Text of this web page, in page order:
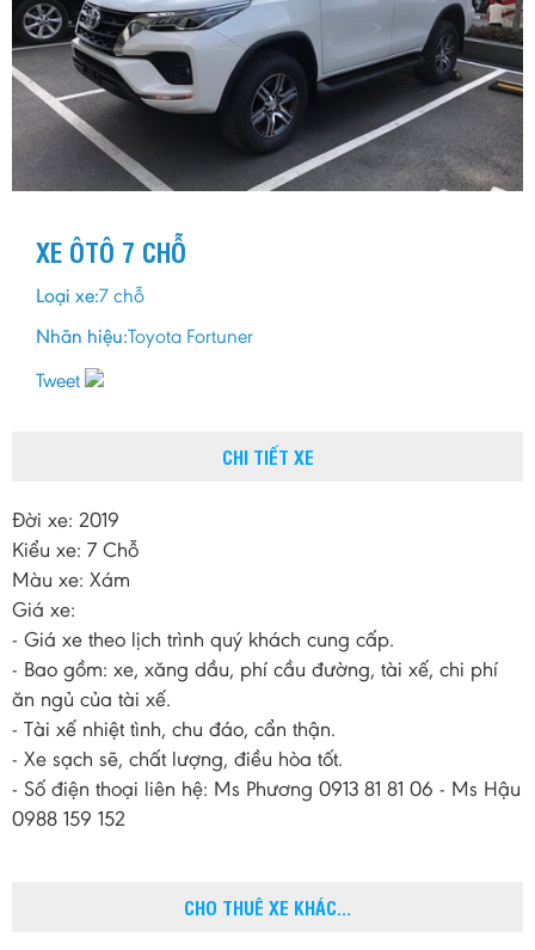
XE ÔTÔ 7 CHỖ
Loại xe:7 chỗ
Nhãn hiệu:Toyota Fortuner
Tweet
CHI TIẾT XE
Đời xe: 2019
Kiểu xe: 7 Chỗ
Màu xe: Xám
Giá xe:
- Giá xe theo lịch trình quý khách cung cấp.
- Bao gồm: xe, xăng dầu, phí cầu đường, tài xế, chi phí
ăn ngủ của tài xế.
- Tài xế nhiệt tình, chu đáo, cẩn thận.
- Xe sạch sẽ, chất lượng, điều hòa tốt.
- Số điện thoại liên hệ: Ms Phương 0913 81 81 06 - Ms Hậu
0988 159 152
CHO THUÊ XE KHÁC...